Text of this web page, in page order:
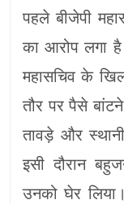
पहले बीजेपी
का आरोप लगा
महासचिव के
तौर पर पैसे
तावड़े और
इसी दौरान
उनको घेर लिया।